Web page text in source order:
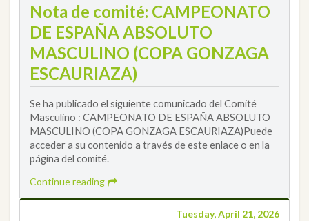
Nota de comité: CAMPEONATO
DE ESPAÑA ABSOLUTO
MASCULINO (COPA GONZAGA
ESCAURIAZA)
Se ha publicado el siguiente comunicado del Comité
Masculino : CAMPEONATO DE ESPAÑA ABSOLUTO
MASCULINO (COPA GONZAGA ESCAURIAZA)Puede
acceder a su contenido a través de este enlace o en la
página del comité.
Continue reading
Tuesday, April 21, 2026